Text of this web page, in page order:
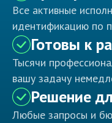
Все активные
идентификацию по
Готовы к
Тысячи
вашу задачу
Решение
Любые запросы и